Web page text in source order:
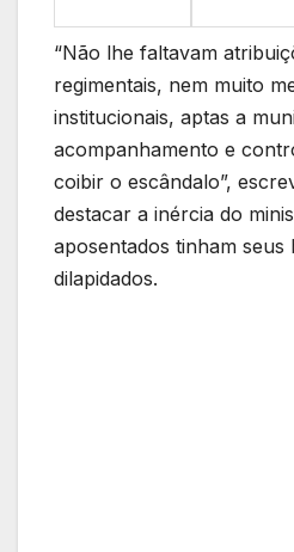
“Não lhe faltavam
regimentais, nem muito
institucionais, aptas a
acompanhamento e
coibir o escândalo”,
destacar a inércia do
aposentados tinham seus
dilapidados.